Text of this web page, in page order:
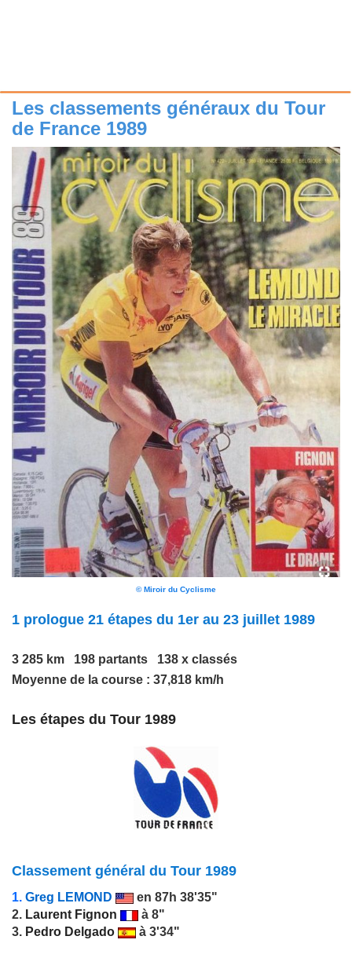
Les classements généraux du Tour
de France 1989
© Miroir du Cyclisme
1 prologue 21 étapes du 1er au 23 juillet 1989
3 285 km 198 partants 138 x classés
Moyenne de la course : 37,818 km/h
Les étapes du Tour 1989
Classement général du Tour 1989
1. Greg LEMOND
en 87h 38'35"
2. Laurent Fignon
à 8"
3. Pedro Delgado à 3'34"